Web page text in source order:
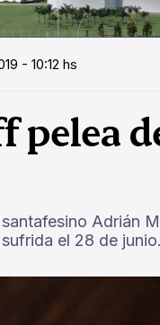
- 10:12 hs
pelea
Adrián
el 28 de junio.